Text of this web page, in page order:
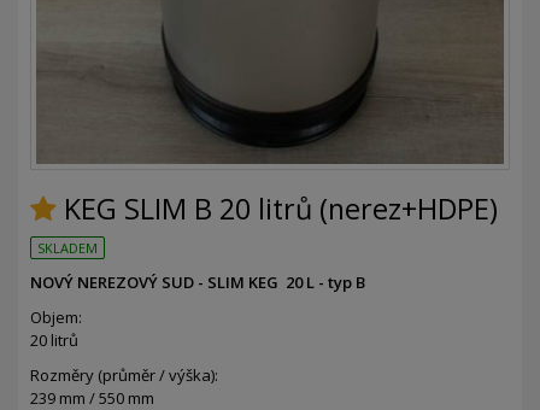
KEG SLIM B 20 litrů (nerez+HDPE)
SKLADEM
NOVÝ NEREZOVÝ SUD - SLIM KEG 20 L - typ B
Objem:
20 litrů
Rozměry (průměr / výška):
239 mm / 550 mm